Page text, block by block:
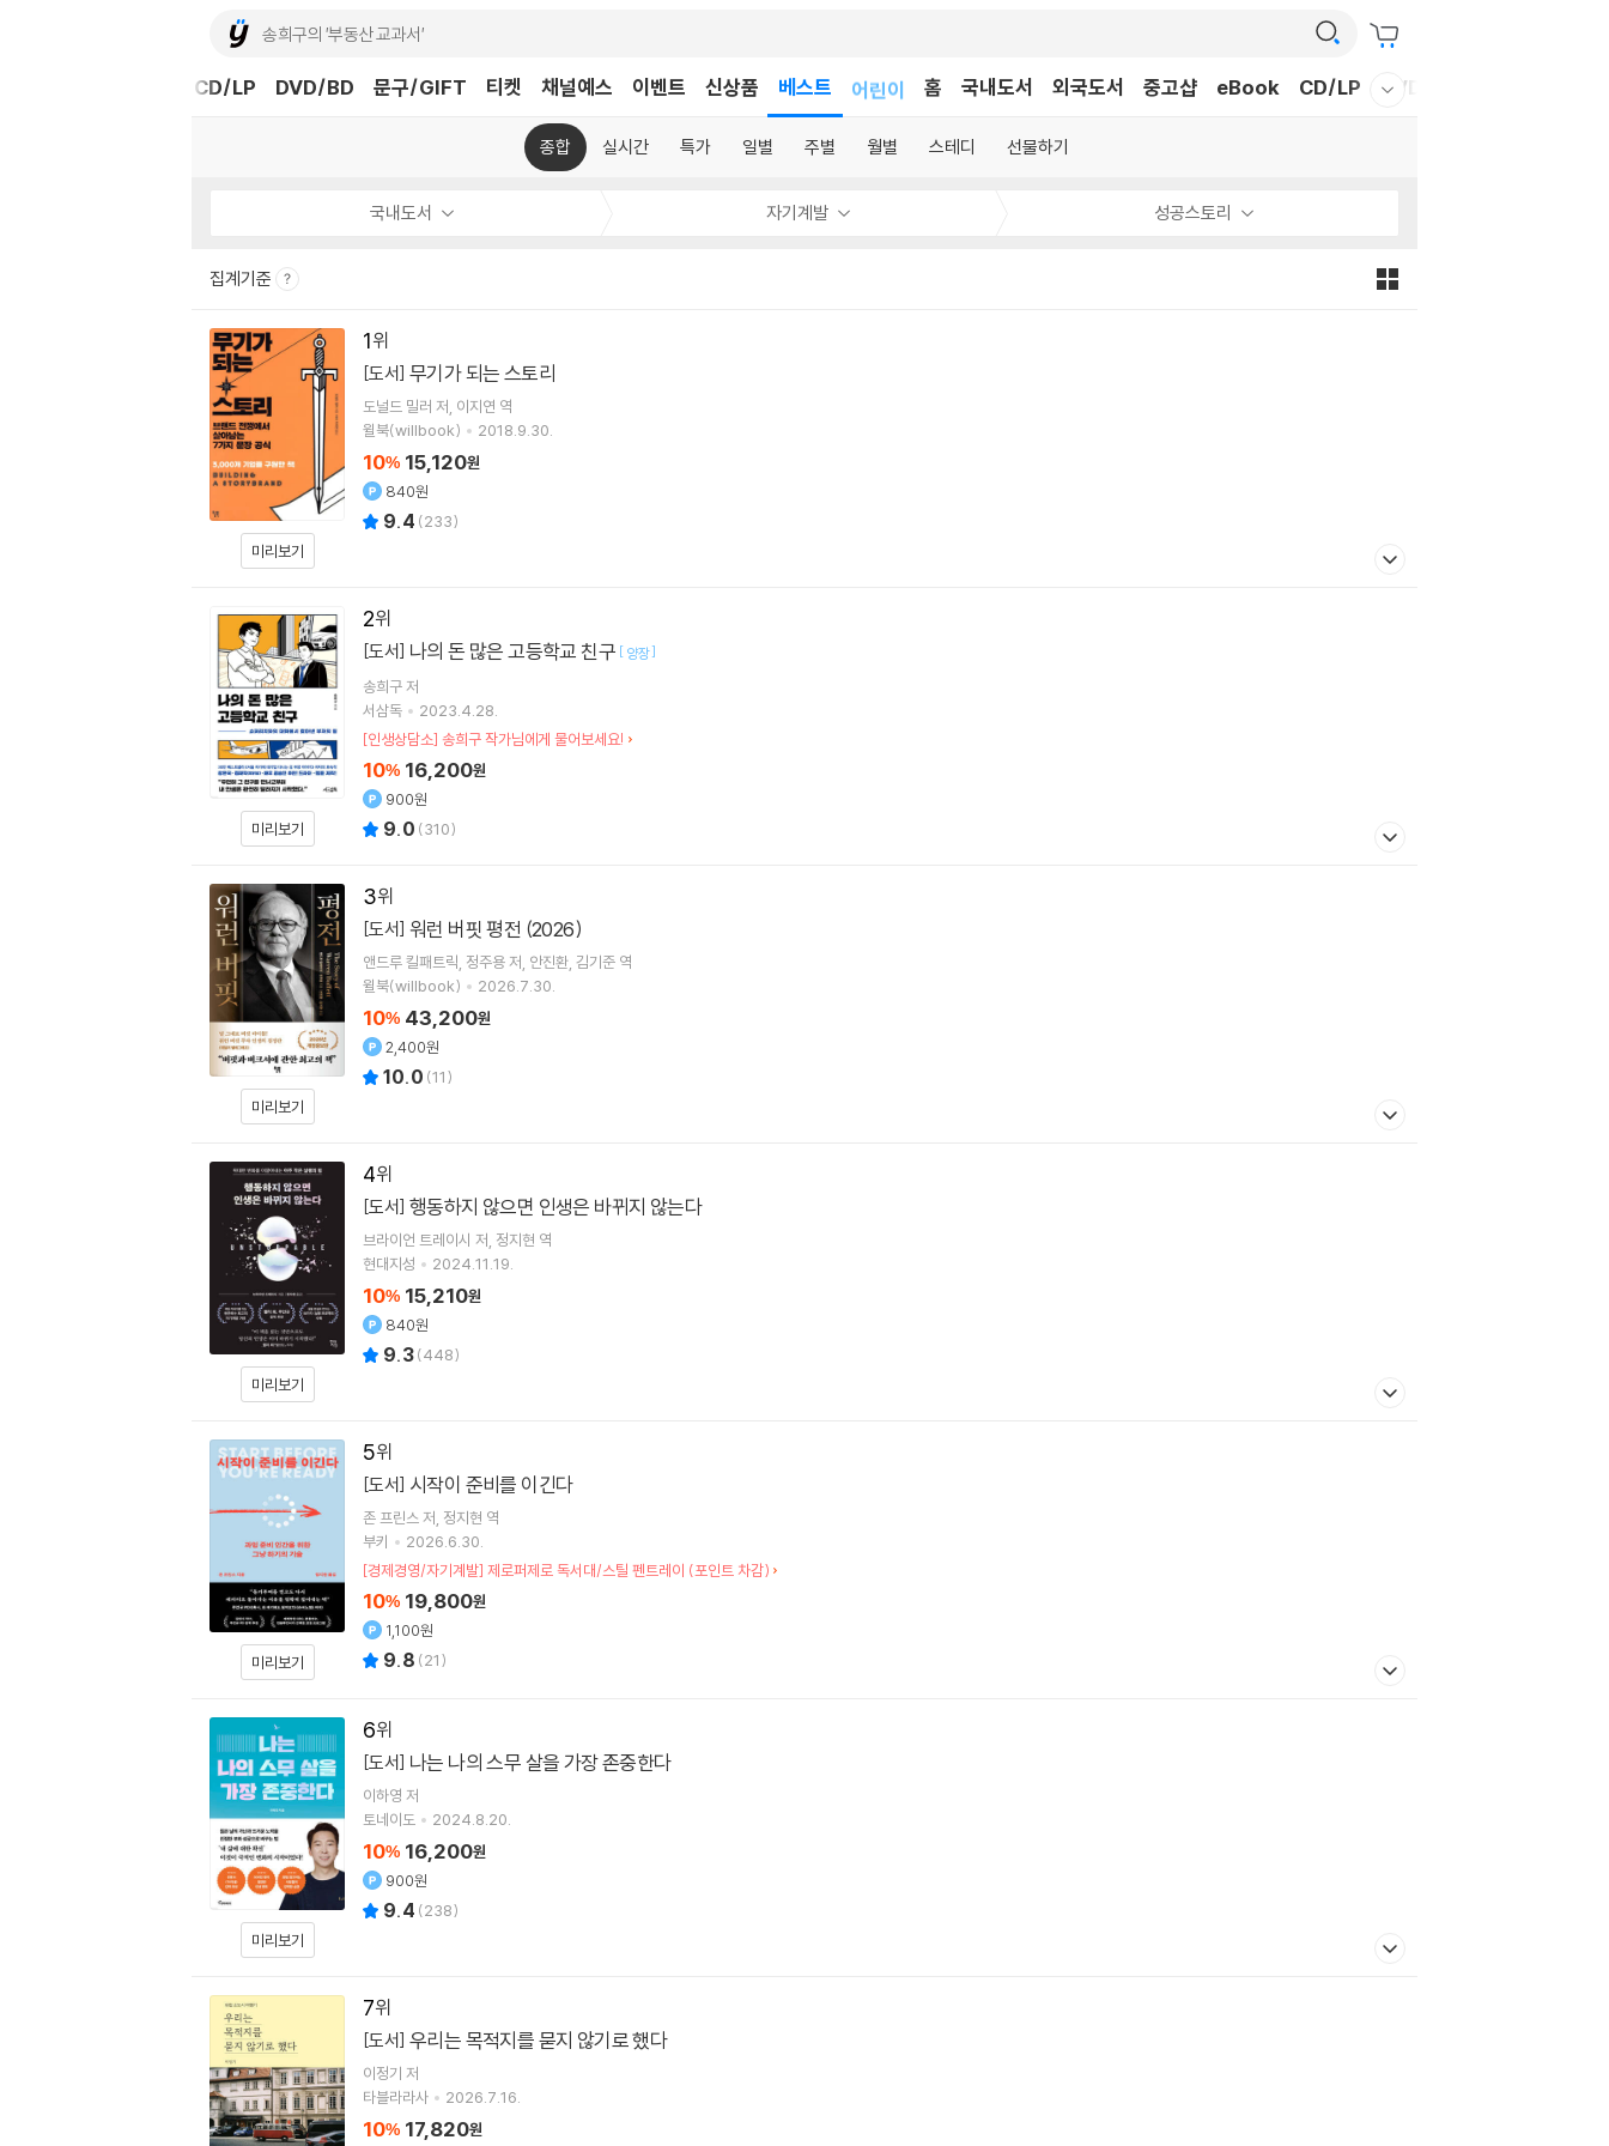
채널예스 이벤트 신상품 베스트
어린이
어린이
홈 국내도서 외국도서 중고샵 eBook CD/LP DVD/BD
CD/LP DVD/BD 문구/GIFT 티켓
종합 실시간 특가 일별 주별 월별 스테디 선물하기
국내도서 자기계발 성공스토리
집계기준
1
미리보기
[도서] 무기가 되는 스토리
도널드 밀러 저 이지연 역
윌북(willbook)
2018.9.30.
10% 15,120원
840원
9.4 (233)
2
미리보기
[도서] 나의 돈 많은 고등학교 친구 [ 양장]
송희구저
서삼독
2023.4.28.
[인생상담소] 송희구 작가님에게 물어보세요!
10% 16,200원
900원
9.0 (310)
3
미리보기
[도서] 워런 버핏 평전 (2026)
앤드루 킬패트릭 정주용저 안진환 김기준 역
윌북(willbook)
2026.7.30.
10% 43,200원
2,400원
10.0 (11)
4
미리보기
[도서] 행동하지 않으면 인생은 바뀌지 않는다
브라이언 트레이시 저 정지현 역
현대지성
2024.11.19.
10% 15,210원
840원
9.3(448)
5
미리보기
[도서] 시작이 준비를 이긴다
존 프린스 저 정지현 역
부키
2026.6.30.
[경제경영/자기계발] 제로퍼제로 독서대/스틸 펜트레이 (포인트 차감)
10% 19,800원
1,100원
9.8 (21)
6
미리보기
[도서] 나는 나의 스무 살을 가장 존중한다
이하영 저
토네이도
2024.8.20.
10% 16,200원
900원
9.4 (238)
7
[도서] 우리는 목적지를 묻지 않기로 했다
이정기 저
타블라라사
2026.7.16.
10% 17,820원